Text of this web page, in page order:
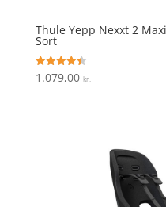
Thule Yepp Nexxt 2
Sort
Vurderet
4.5
1.079,00 kr.